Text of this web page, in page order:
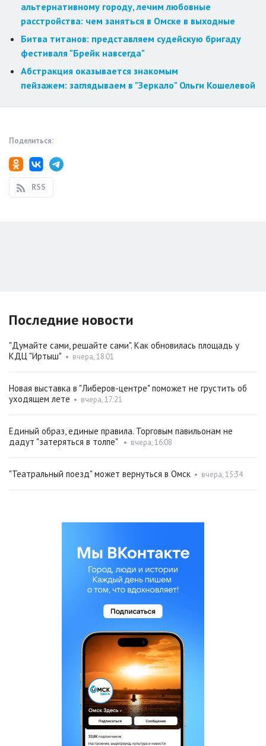
альтернативному городу, лечим любовные
расстройства: чем заняться в Омске в выходные
Битва титанов: представляем судейскую бригаду
фестиваля "Брейк навсегда"
Абстракция оказывается знакомым
пейзажем: заглядываем в "Зеркало" Ольги Кошелевой
Поделиться:
RSS
Последние новости
"Думайте сами, решайте сами". Как обновилась площадь у
КДЦ "Иртыш" • вчера, 18:01
Новая выставка в "Либеров-центре" поможет не грустить об
уходящем лете • вчера, 17:21
Единый образ, единые правила. Торговым павильонам не
дадут "затеряться в толпе"
• вчера, 16:08
"Театральный поезд" может вернуться в Омск • вчера, 15:34